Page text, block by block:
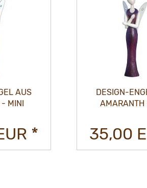
AUS
- MINI
*
DESIGN-
AHORN
30,40